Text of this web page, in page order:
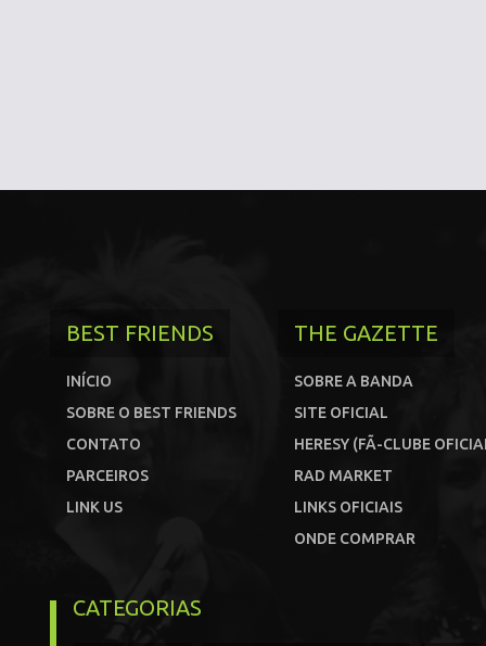
BEST FRIENDS
INÍCIO
SOBRE O BEST FRIENDS
CONTATO
PARCEIROS
LINK US
THE GAZETTE
SOBRE A BANDA
SITE OFICIAL
HERESY (FÃ-CLUBE
RAD MARKET
LINKS OFICIAIS
ONDE COMPRAR
CATEGORIAS